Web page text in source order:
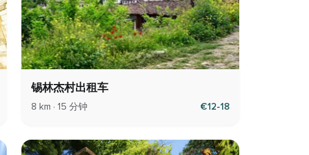
锡林杰村出租车
8 km · 15 分钟 €12-18